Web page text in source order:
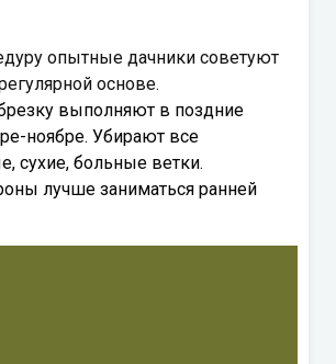
опытные дачники советуют
основе.
выполняют в поздние
ноябре. Убирают все
сухие, больные ветки.
лучше заниматься ранней